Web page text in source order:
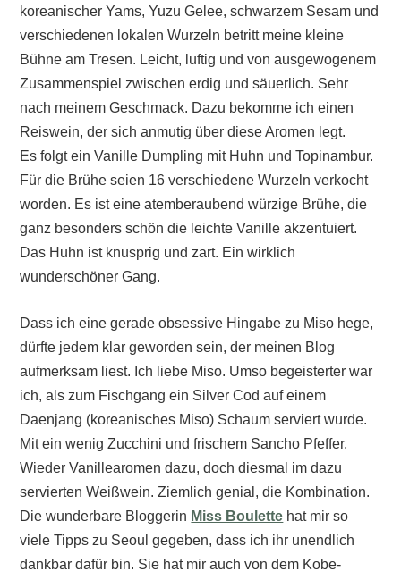
koreanischer Yams, Yuzu Gelee, schwarzem Sesam und
verschiedenen lokalen Wurzeln betritt meine kleine
Bühne am Tresen. Leicht, luftig und von ausgewogenem
Zusammenspiel zwischen erdig und säuerlich. Sehr
nach meinem Geschmack. Dazu bekomme ich einen
Reiswein, der sich anmutig über diese Aromen legt.
Es folgt ein Vanille Dumpling mit Huhn und Topinambur.
Für die Brühe seien 16 verschiedene Wurzeln verkocht
worden. Es ist eine atemberaubend würzige Brühe, die
ganz besonders schön die leichte Vanille akzentuiert.
Das Huhn ist knusprig und zart. Ein wirklich
wunderschöner Gang.
Dass ich eine gerade obsessive Hingabe zu Miso hege,
dürfte jedem klar geworden sein, der meinen Blog
aufmerksam liest. Ich liebe Miso. Umso begeisterter war
ich, als zum Fischgang ein Silver Cod auf einem
Daenjang (koreanisches Miso) Schaum serviert wurde.
Mit ein wenig Zucchini und frischem Sancho Pfeffer.
Wieder Vanillearomen dazu, doch diesmal im dazu
servierten Weißwein. Ziemlich genial, die Kombination.
Die wunderbare Bloggerin Miss Boulette hat mir so
viele Tipps zu Seoul gegeben, dass ich ihr unendlich
dankbar dafür bin. Sie hat mir auch von dem Kobe-